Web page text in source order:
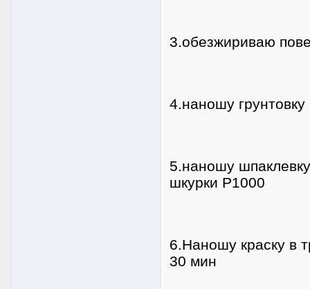
3.обезжириваю
4.наношу
5.наношу
шкурки Р1000
6.Наношу краску в
30 мин